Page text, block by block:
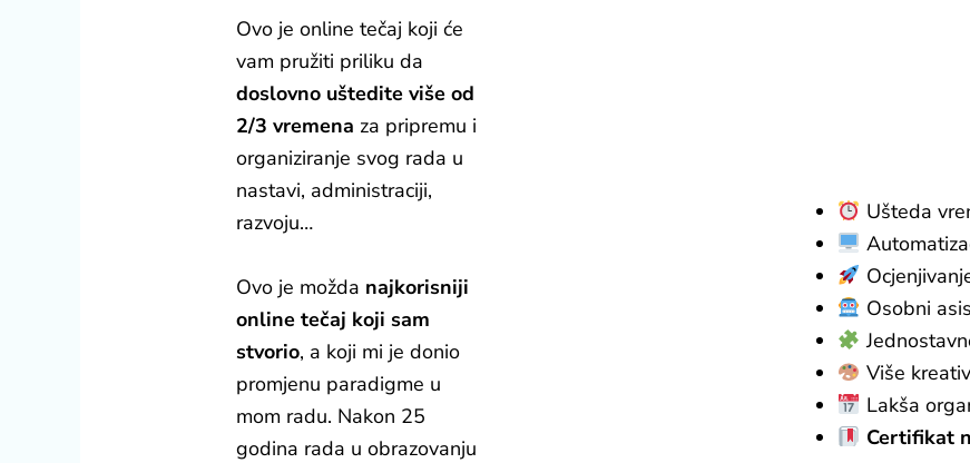
Ovo je online tečaj koji će
vam pružiti priliku da
doslovno uštedite više od
2/3 vremena za pripremu i
organiziranje svog rada u
nastavi, administraciji,
razvoju…
Ovo je možda najkorisniji
online tečaj koji sam
stvorio, a koji mi je donio
promjenu paradigme u
mom radu. Nakon 25
godina rada u obrazovanju
Ušteda
Osobni
Više
Lakša
Certifikat